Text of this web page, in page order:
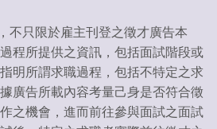
只限於雇主刊登之徵才廣告本
程所提供之資訊，包括面試階段或
明所謂求職過程，包括不特定之求
廣告所載內容考量己身是否符合徵
之機會，進而前往參與面試之面試